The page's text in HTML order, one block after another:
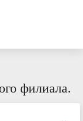
филиала.